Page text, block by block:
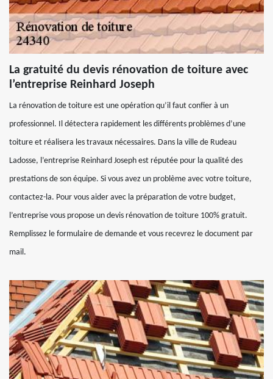
La gratuité du devis rénovation de toiture avec
l’entreprise Reinhard Joseph
La rénovation de toiture est une opération qu’il faut confier à un
professionnel. Il détectera rapidement les différents problèmes d’une
toiture et réalisera les travaux nécessaires. Dans la ville de Rudeau
Ladosse, l’entreprise Reinhard Joseph est réputée pour la qualité des
prestations de son équipe. Si vous avez un problème avec votre toiture,
contactez-la. Pour vous aider avec la préparation de votre budget,
l’entreprise vous propose un devis rénovation de toiture 100% gratuit.
Remplissez le formulaire de demande et vous recevrez le document par
mail.